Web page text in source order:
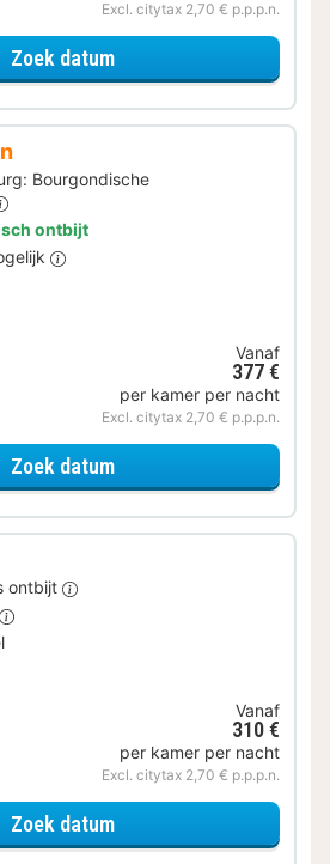
Excl. citytax 2,70 € p.p.p.n.
Zoek datumvoor Deluxe Kamer
Bourgondische
ontbijt
Vanaf
377 €
per kamer per nacht
Excl. citytax 2,70 € p.p.p.n.
Zoek datumvoor Lokaal Genieten
ontbijt
Vanaf
310 €
per kamer per nacht
Excl. citytax 2,70 € p.p.p.n.
Zoek datumvoor Ontbijt Special